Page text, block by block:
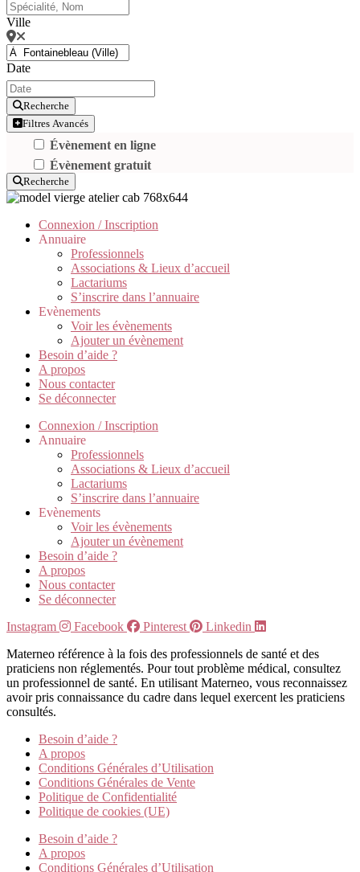
Ville
Date
Recherche
Filtres Avancés
Évènement en ligne
Évènement gratuit
Recherche
Connexion / Inscription
Annuaire
Professionnels
Associations & Lieux d’accueil
Lactariums
S’inscrire dans l’annuaire
Evènements
Voir les évènements
Ajouter un évènement
Besoin d’aide ?
A propos
Nous contacter
Se déconnecter
Connexion / Inscription
Annuaire
Professionnels
Associations & Lieux d’accueil
Lactariums
S’inscrire dans l’annuaire
Evènements
Voir les évènements
Ajouter un évènement
Besoin d’aide ?
A propos
Nous contacter
Se déconnecter
Instagram
Facebook Pinterest
Linkedin
Materneo référence à la fois des professionnels de santé et des
praticiens non réglementés. Pour tout problème médical, consultez
un professionnel de santé. En utilisant Materneo, vous reconnaissez
avoir pris connaissance du cadre dans lequel exercent les praticiens
consultés.
Besoin d’aide ?
A propos
Conditions Générales d’Utilisation
Conditions Générales de Vente
Politique de Confidentialité
Politique de cookies (UE)
Besoin d’aide ?
A propos
Conditions Générales d’Utilisation